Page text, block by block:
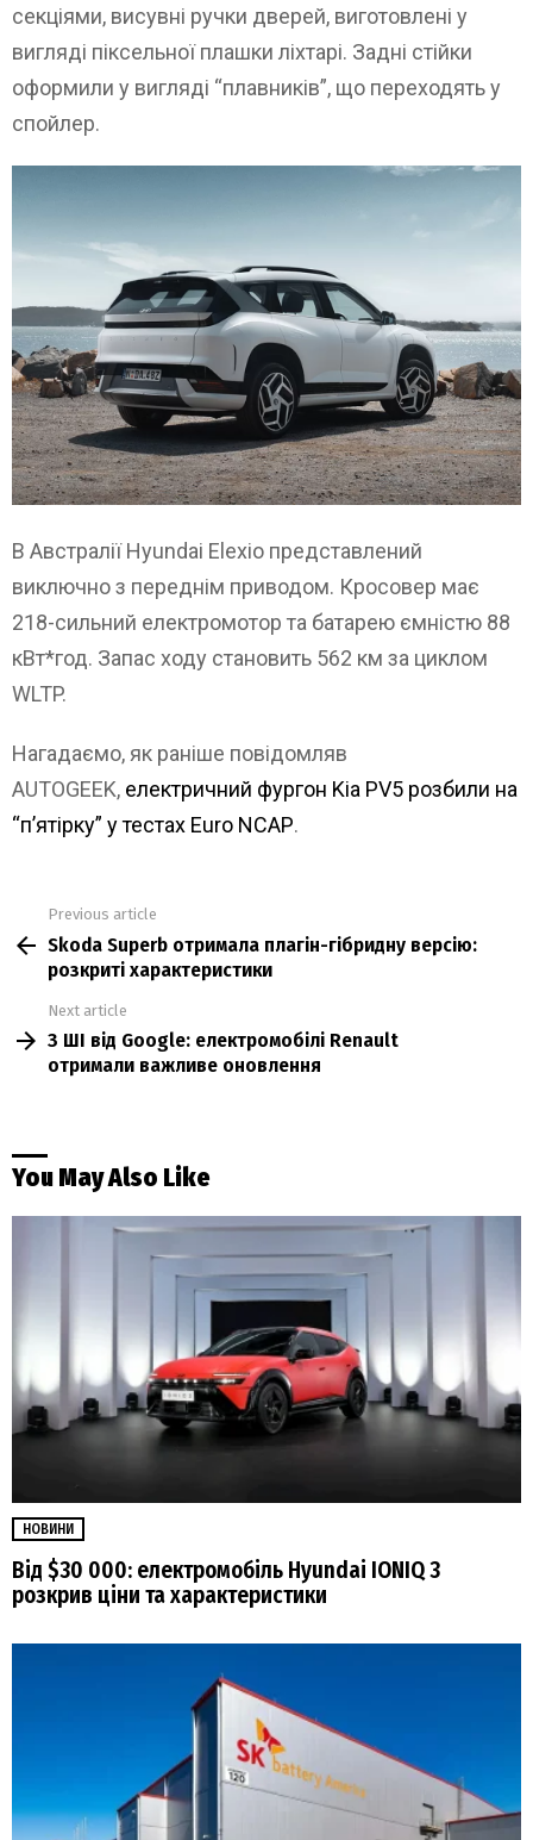
секціями, висувні ручки дверей, виготовлені у
вигляді піксельної плашки ліхтарі. Задні стійки
оформили у вигляді “плавників”, що переходять у
спойлер.
В Австралії Hyundai Elexio представлений
виключно з переднім приводом. Кросовер має
218-сильний електромотор та батарею ємністю 88
кВт*год. Запас ходу становить 562 км за циклом
WLTP.
Нагадаємо, як раніше повідомляв
AUTOGEEK, електричний фургон Kia PV5 розбили на
“п’ятірку” у тестах Euro NCAР.
more
Previous article
Skoda Superb отримала плагін-гібридну версію:
розкриті характеристики
Next article
З ШІ від Google: електромобілі Renault
отримали важливе оновлення
You May Also Like
НОВИНИ
Від $30 000: електромобіль Hyundai IONIQ 3
розкрив ціни та характеристики